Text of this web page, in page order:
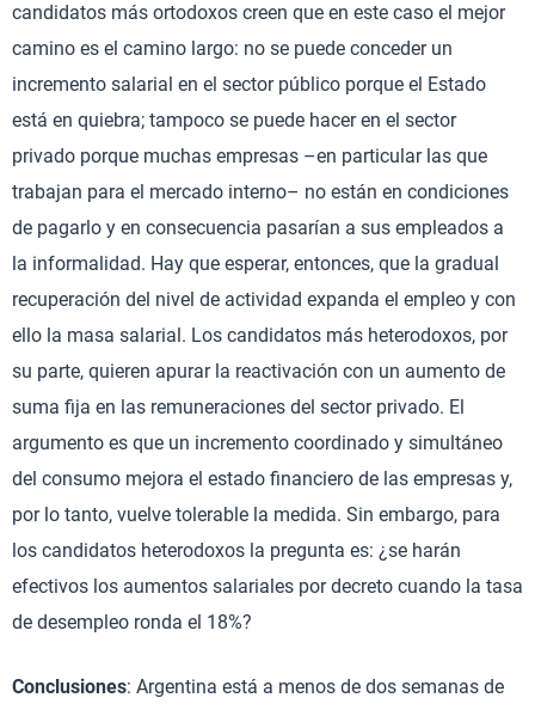
candidatos más ortodoxos creen que en este caso el mejor
camino es el camino largo: no se puede conceder un
incremento salarial en el sector público porque el Estado
está en quiebra; tampoco se puede hacer en el sector
privado porque muchas empresas –en particular las que
trabajan para el mercado interno– no están en condiciones
de pagarlo y en consecuencia pasarían a sus empleados a
la informalidad. Hay que esperar, entonces, que la gradual
recuperación del nivel de actividad expanda el empleo y con
ello la masa salarial. Los candidatos más heterodoxos, por
su parte, quieren apurar la reactivación con un aumento de
suma fija en las remuneraciones del sector privado. El
argumento es que un incremento coordinado y simultáneo
del consumo mejora el estado financiero de las empresas y,
por lo tanto, vuelve tolerable la medida. Sin embargo, para
los candidatos heterodoxos la pregunta es: ¿se harán
efectivos los aumentos salariales por decreto cuando la tasa
de desempleo ronda el 18%?
Conclusiones: Argentina está a menos de dos semanas de